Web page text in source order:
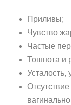
Приливы;
Чувство
Частые
Тошнота и
Усталость,